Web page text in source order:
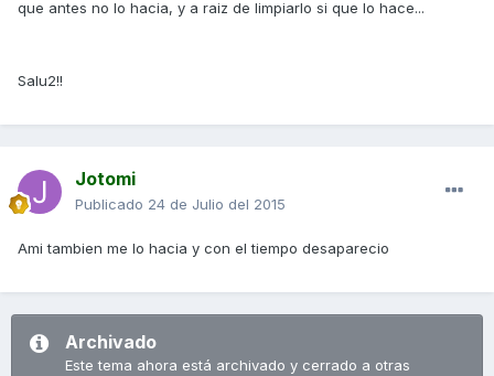
que antes no lo hacia, y a raiz de limpiarlo si que lo hace...
Salu2!!
Jotomi
Publicado 24 de Julio del 2015
Ami tambien me lo hacia y con el tiempo desaparecio
Archivado
Este tema ahora está archivado y cerrado a otras